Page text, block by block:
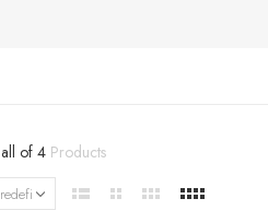
all of 4Products